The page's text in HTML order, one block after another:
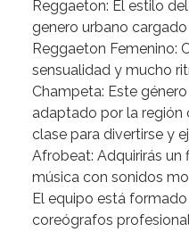
Reggaeton: El estilo del
genero urbano cargado
Reggaeton Femenino:
sensualidad y mucho
Champeta: Este género
adaptado por la región
clase para divertirse y
Afrobeat: Adquirirás un
música con sonidos
El equipo está formado
coreógrafos